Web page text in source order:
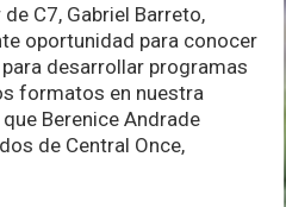
C7, Gabriel Barreto,
oportunidad para conocer
desarrollar programas
formatos en nuestra
Berenice Andrade
de Central Once,